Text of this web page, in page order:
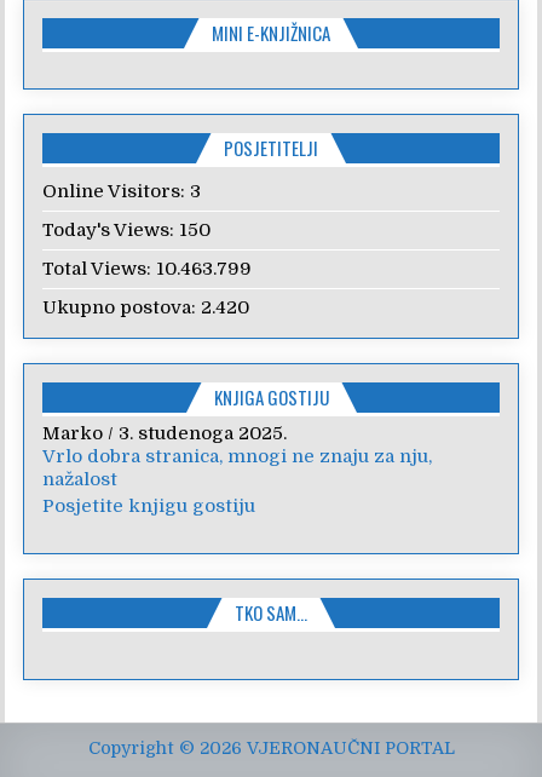
MINI E-KNJIŽNICA
POSJETITELJI
Online Visitors: 3
Today's Views: 150
Total Views: 10.463.799
Ukupno postova: 2.420
KNJIGA GOSTIJU
Marko / 3. studenoga 2025.
Vrlo dobra stranica, mnogi ne znaju za nju,
nažalost
Anica/7. veljače 2024.
Poštovanje, draga kolegice! Hvala Vam na
nesebičnom radu i promoviranju...
Posjetite knjigu gostiju
TKO SAM…
Copyright © 2026 VJERONAUČNI PORTAL